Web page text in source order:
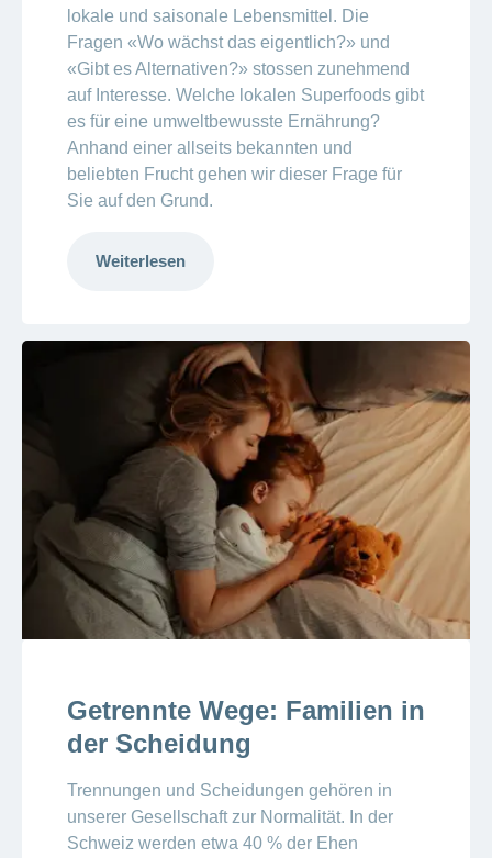
lokale und saisonale Lebensmittel. Die
Fragen «Wo wächst das eigentlich?» und
«Gibt es Alternativen?» stossen zunehmend
auf Interesse. Welche lokalen Superfoods gibt
es für eine umweltbewusste Ernährung?
Anhand einer allseits bekannten und
beliebten Frucht gehen wir dieser Frage für
Sie auf den Grund.
Weiterlesen
Getrennte Wege: Familien in
der Scheidung
Trennungen und Scheidungen gehören in
unserer Gesellschaft zur Normalität. In der
Schweiz werden etwa 40 % der Ehen